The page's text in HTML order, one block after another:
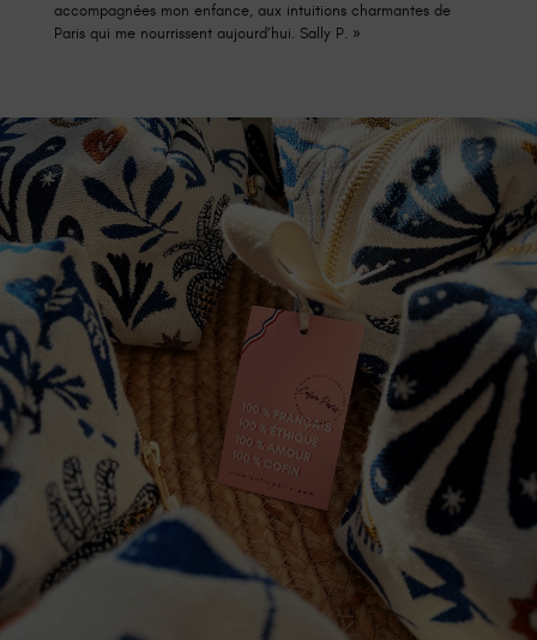
accompagnées mon enfance, aux intuitions charmantes de
Paris qui me nourrissent aujourd’hui. Sally P. »